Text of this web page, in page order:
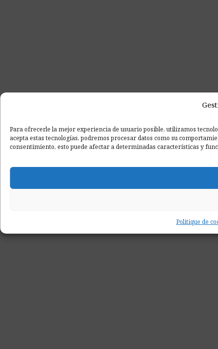
Para ofrecerle la mejor experiencia de usuario posible, utilizamos
acepta estas tecnologías, podremos procesar datos como su
consentimiento, esto puede afectar a determinadas características y
Politique de